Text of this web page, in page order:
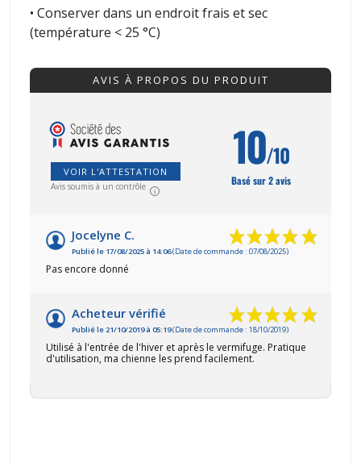
• Conserver dans un endroit frais et sec
(température < 25 °C)
AVIS À PROPOS DU PRODUIT
VOIR L'ATTESTATION
Avis soumis à un contrôle
10/10
Basé sur 2 avis
Jocelyne C.
Publié le 17/08/2025 à 14:06(Date de commande : 07/08/2025)
Pas encore donné
Acheteur vérifié
Publié le 21/10/2019 à 05:19(Date de commande : 18/10/2019)
Utilisé à l'entrée de l'hiver et après le vermifuge. Pratique
d'utilisation, ma chienne les prend facilement.